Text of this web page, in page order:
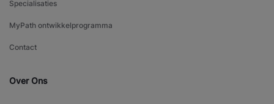
Specialisaties
MyPath ontwikkelprogramma
Contact
Over Ons